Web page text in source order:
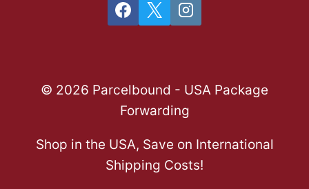
© 2026 Parcelbound - USA Package
Forwarding
Shop in the USA, Save on International
Shipping Costs!